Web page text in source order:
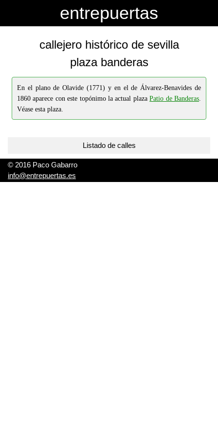
entrepuertas
callejero histórico de sevilla
plaza banderas
En el plano de Olavide (1771) y en el de Álvarez-Benavides de
1860 aparece con este topónimo la actual plazaPatio de Banderas.
Véase esta plaza.
Listado de calles
© 2016 Paco Gabarro
info@entrepuertas.es